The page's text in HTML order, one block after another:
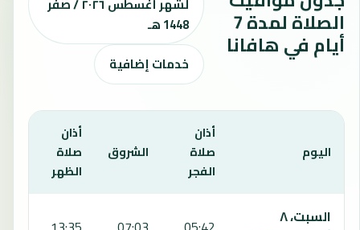
الصلاة لمدة 7
أيام في هافانا
لشهر أغسطس ٢٠٢٦ / صفر
1448 هـ
خدمات إضافية
اليوم
أذان
صلاة
الفجر
الشروق
أذان
صلاة
الظهر
السبت، ٨